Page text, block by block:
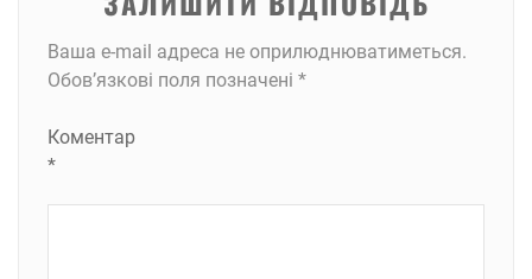
Ваша e-mail адреса не оприлюднюватиметься.
Обов’язкові поля позначені *
Коментар
*